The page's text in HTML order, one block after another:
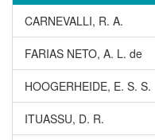
CARNEVALLI, R. A.
FARIAS NETO, A. L. de
HOOGERHEIDE, E. S. S.
ITUASSU, D. R.